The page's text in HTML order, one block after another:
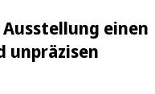
Ausstellung einen
unpräzisen